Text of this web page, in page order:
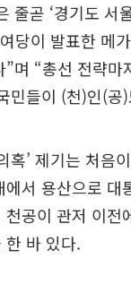
줄곧 ‘경기도 서
당이 발표한 메
며 “총선 전략마
민들이 (천)인(공
혹’ 제기는 처음
서 용산으로 대
공이 관저 이전
한 바 있다.